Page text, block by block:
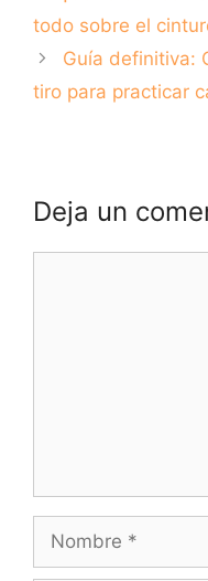
todo sobre el
Guía definitiva:
tiro para practicar
Deja un